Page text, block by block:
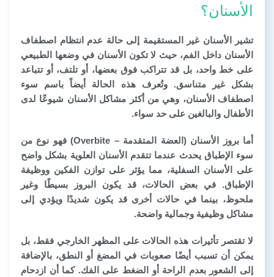
الأسنان؟
تشير الأسنان غير المستقيمة إلى حالة عدم انتظام اصطفاف
الأسنان داخل الفم، حيث لا تكون الأسنان في وضعها الطبيعي
على خط واحد، بل قد تتراكب فوق بعضها، أو تلتف، أو تتباعد
بشكل غير متناسق. وتُعرف هذه الحالة أيضاً باسم سوء
اصطفاف الأسنان، وهي من أكثر مشاكل الأسنان شيوعًا لدى
الأطفال والبالغين على حد سواء.
أمابروز الأسنان (العضة المتقدمة – Overbite)
فهو نوع من
سوء الإطباق يحدث عندما تتقدم الأسنان العلوية بشكل واضح
على الأسنان السفلية، مما يؤثر على توازن الفكين ووظيفة
الإطباق. في بعض الحالات، قد يكون البروز بسيطًا وغير
ملحوظ، بينما في حالات أخرى قد يكون شديدًا ويؤدي إلى
مشاكل وظيفية وجمالية واضحة.
لا تقتصر تأثيرات هذه الحالات على المظهر الخارجي فقط، بل
يمكن أن تسبب أيضًا صعوبات في المضغ أو النطق، بالإضافة
إلى الشعور بعدم الراحة أو الضغط على الفك. كما أن
ازدحام